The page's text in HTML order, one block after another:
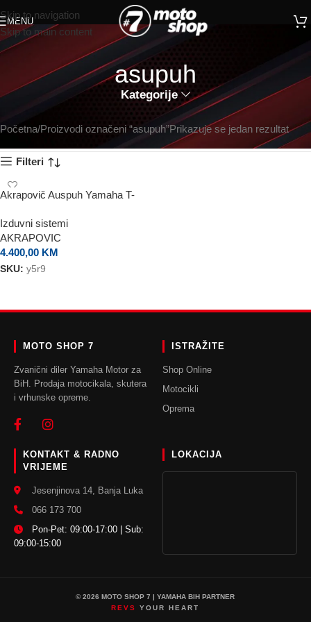
Skip to navigation
Skip to main content
MENU
asupuh
Kategorije
Početna Proizvodi označeni “asupuh”Prikazuje se jedan rezultat
Filteri
Akrapovič Auspuh Yamaha T-
Izduvni sistemi
AKRAPOVIC
4.400,00 KM
SKU: y5r9
MOTO SHOP 7
Zvanični diler Yamaha Motor za
BiH. Prodaja motocikala, skutera
i vrhunske opreme.
ISTRAŽITE
Shop Online
Motocikli
Oprema
KONTAKT & RADNO
VRIJEME
Jesenjinova 14, Banja Luka
066 173 700
Pon-Pet: 09:00-17:00 | Sub:
09:00-15:00
LOKACIJA
© 2026 MOTO SHOP 7 | YAMAHA BIH PARTNER
REVS
YOUR HEART